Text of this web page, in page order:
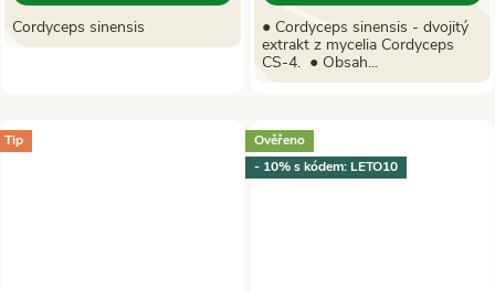
Cordyceps sinensis
● Cordyceps sinensis - dvojitý
extrakt z mycelia Cordyceps
CS-4. ● Obsah...
Tip
Ověřeno
- 10% s kódem: LETO10